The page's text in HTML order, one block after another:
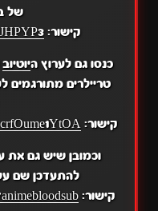
של
קישור:
כנסו גם לערוץ היוטיוב
טריילרים מתורגמים
קישור:
וכמובן שיש גם את
להתעדכן שם
קישור: